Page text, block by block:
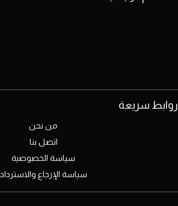
روابط سريعة
من نحن
اتصل بنا
سياسة الخصوصية
سياسة الإرجاع والاسترداد